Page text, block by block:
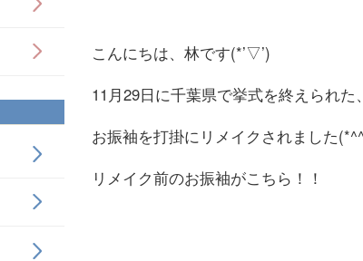
こんにちは、林です(*’▽’)
11月29日に千葉県で挙式を終えられ
お振袖を打掛にリメイクされました
リメイク前のお振袖がこちら！！